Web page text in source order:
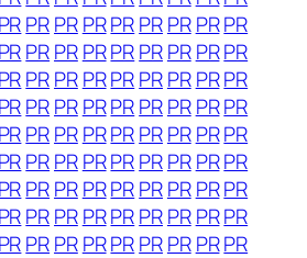
PRPRPRPRPRPRPR PRPR
PRPRPRPRPRPRPR PRPR
PRPRPRPRPRPRPR PRPR
PRPRPRPRPRPRPR PRPR
PRPRPRPRPRPRPR PRPR
PRPRPRPRPRPRPR PRPR
PRPRPRPRPRPRPR PRPR
PRPRPRPRPRPRPR PRPR
PRPRPRPRPRPRPR PRPR